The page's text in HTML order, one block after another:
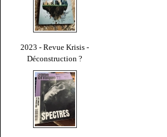
2023 - Revue Krisis -
Déconstruction ?